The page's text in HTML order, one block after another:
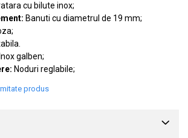
cu bilute inox;
Banuti cu diametrul de 19 mm;
galben;
Noduri reglabile;
produs